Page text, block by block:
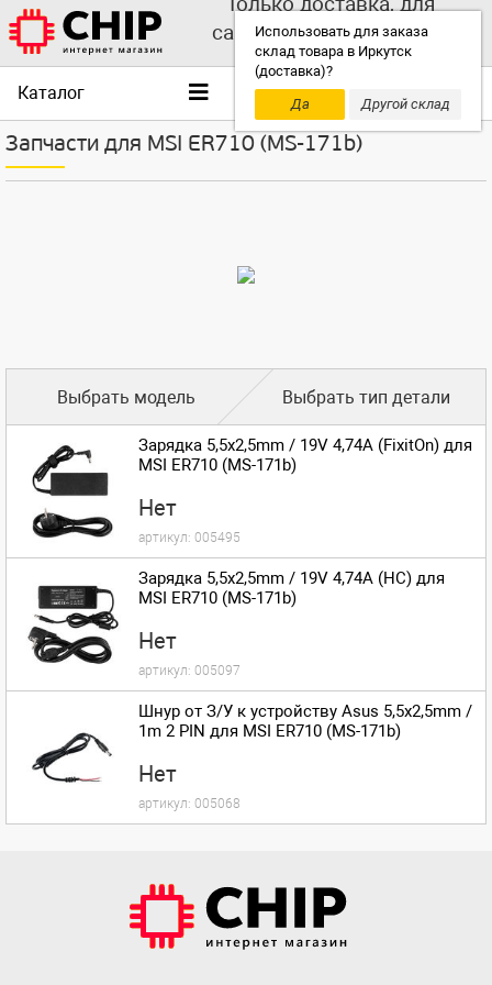
Использовать для заказа
склад товара в Иркутск
(доставка)?
Да
Другой склад
самовывоза выбирайте
другой склад!
Каталог
Запчасти для MSI ER710 (MS-171b)
Выбрать модель Выбрать тип детали
Зарядка 5,5x2,5mm / 19V 4,74A (FixitOn) для
MSI ER710 (MS-171b)
Нет
артикул: 005495
Зарядка 5,5x2,5mm / 19V 4,74A (HC) для
MSI ER710 (MS-171b)
Нет
артикул: 005097
Шнур от З/У к устройству Asus 5,5x2,5mm /
1m 2 PIN для MSI ER710 (MS-171b)
Нет
артикул: 005068